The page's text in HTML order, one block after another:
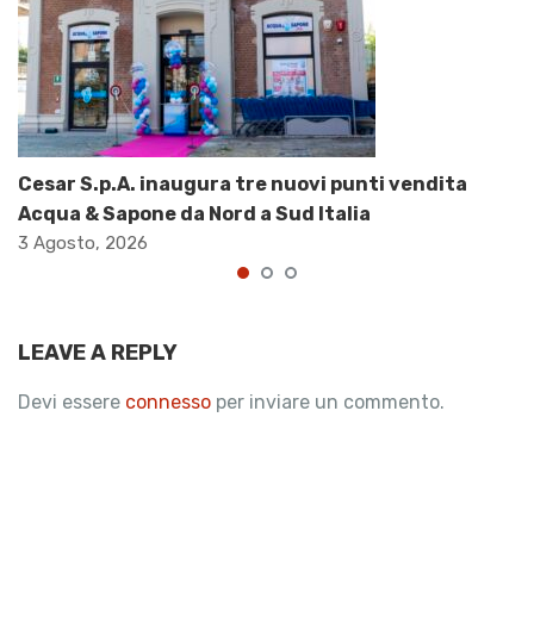
Cesar S.p.A. inaugura tre nuovi punti vendita
Acqua & Sapone da Nord a Sud Italia
3 Agosto, 2026
LEAVE A REPLY
Devi essere connesso per inviare un commento.